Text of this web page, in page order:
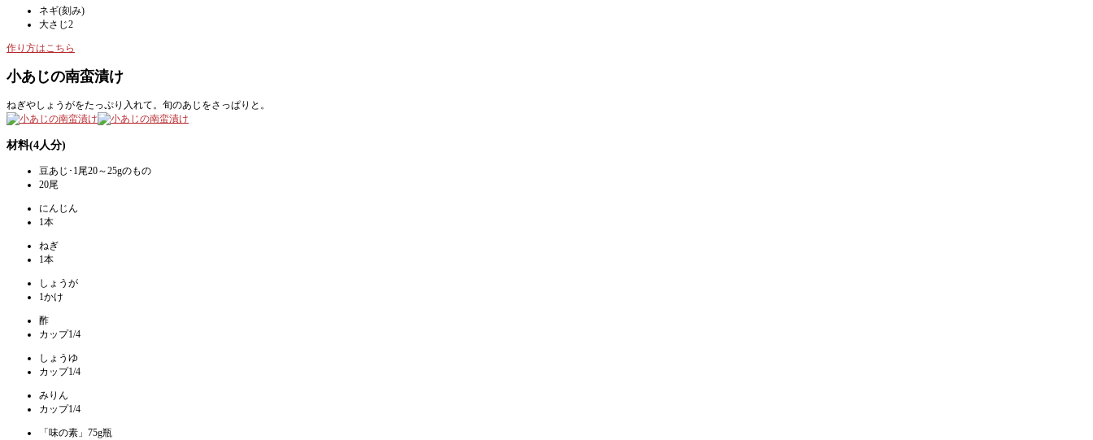
ネギ(刻み)
大さじ2
作り方はこちら
小あじの南蛮漬け
ねぎやしょうがをたっぷり入れて。旬のあじをさっぱりと。
材料(4人分)
豆あじ･1尾20～25gのもの
20尾
にんじん
1本
ねぎ
1本
しょうが
1かけ
酢
カップ1/4
しょうゆ
カップ1/4
みりん
カップ1/4
「味の素」75g瓶